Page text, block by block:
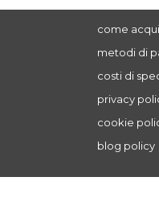
come
metodi di
costi di
privacy
cookie
blog policy